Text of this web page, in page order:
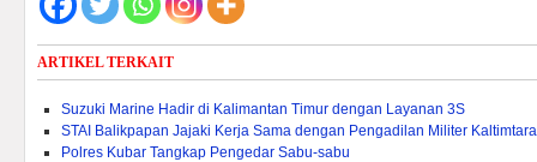
ARTIKEL TERKAIT
Suzuki Marine Hadir di Kalimantan Timur dengan Layanan 3S
STAI Balikpapan Jajaki Kerja Sama dengan Pengadilan Militer Kaltimtara
Polres Kubar Tangkap Pengedar Sabu-sabu